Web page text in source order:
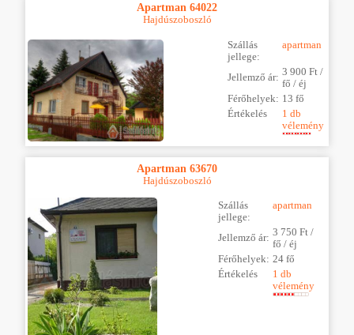
Apartman 64022
Hajdúszoboszló
Szállás
jellege:
apartman
Jellemző ár: 3 900 Ft /
fő / éj
Férőhelyek: 13 fő
Értékelés
1 db
vélemény
Apartman 63670
Hajdúszoboszló
Szállás
jellege:
apartman
Jellemző ár: 3 750 Ft /
fő / éj
Férőhelyek: 24 fő
Értékelés
1 db
vélemény